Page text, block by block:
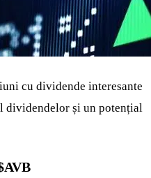
cu dividende interesante
dividendelor și un potențial